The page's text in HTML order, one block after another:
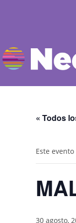
« Todos
Este
30 agosto,